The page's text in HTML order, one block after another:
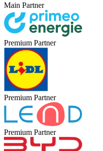
Main Partner
Premium Partner
Premium Partner
Premium Partner